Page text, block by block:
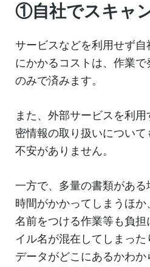
①自社でスキャ
サービスなどを利用せず自
にかかるコストは、作業
のみで済みます。
また、外部サービスを利
密情報の取り扱いについ
不安がありません。
一方で、多量の書類があ
時間がかかってしまうほ
名前をつける作業等も負
イル名が混在してしまっ
データがどこにあるかわ